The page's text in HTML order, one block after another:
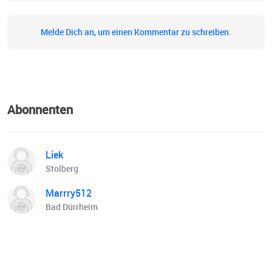
für deine ganz persönliche Reise zu dir selbst.
Instagram: https://www.instagram.com/serabeniaverlag/
Mehr zu Seraphine Monien: https://www.sera-
Melde Dich an, um einen Kommentar zu schreiben.
Abonnenten
Liek
Stolberg
Marrry512
Bad Dürrheim